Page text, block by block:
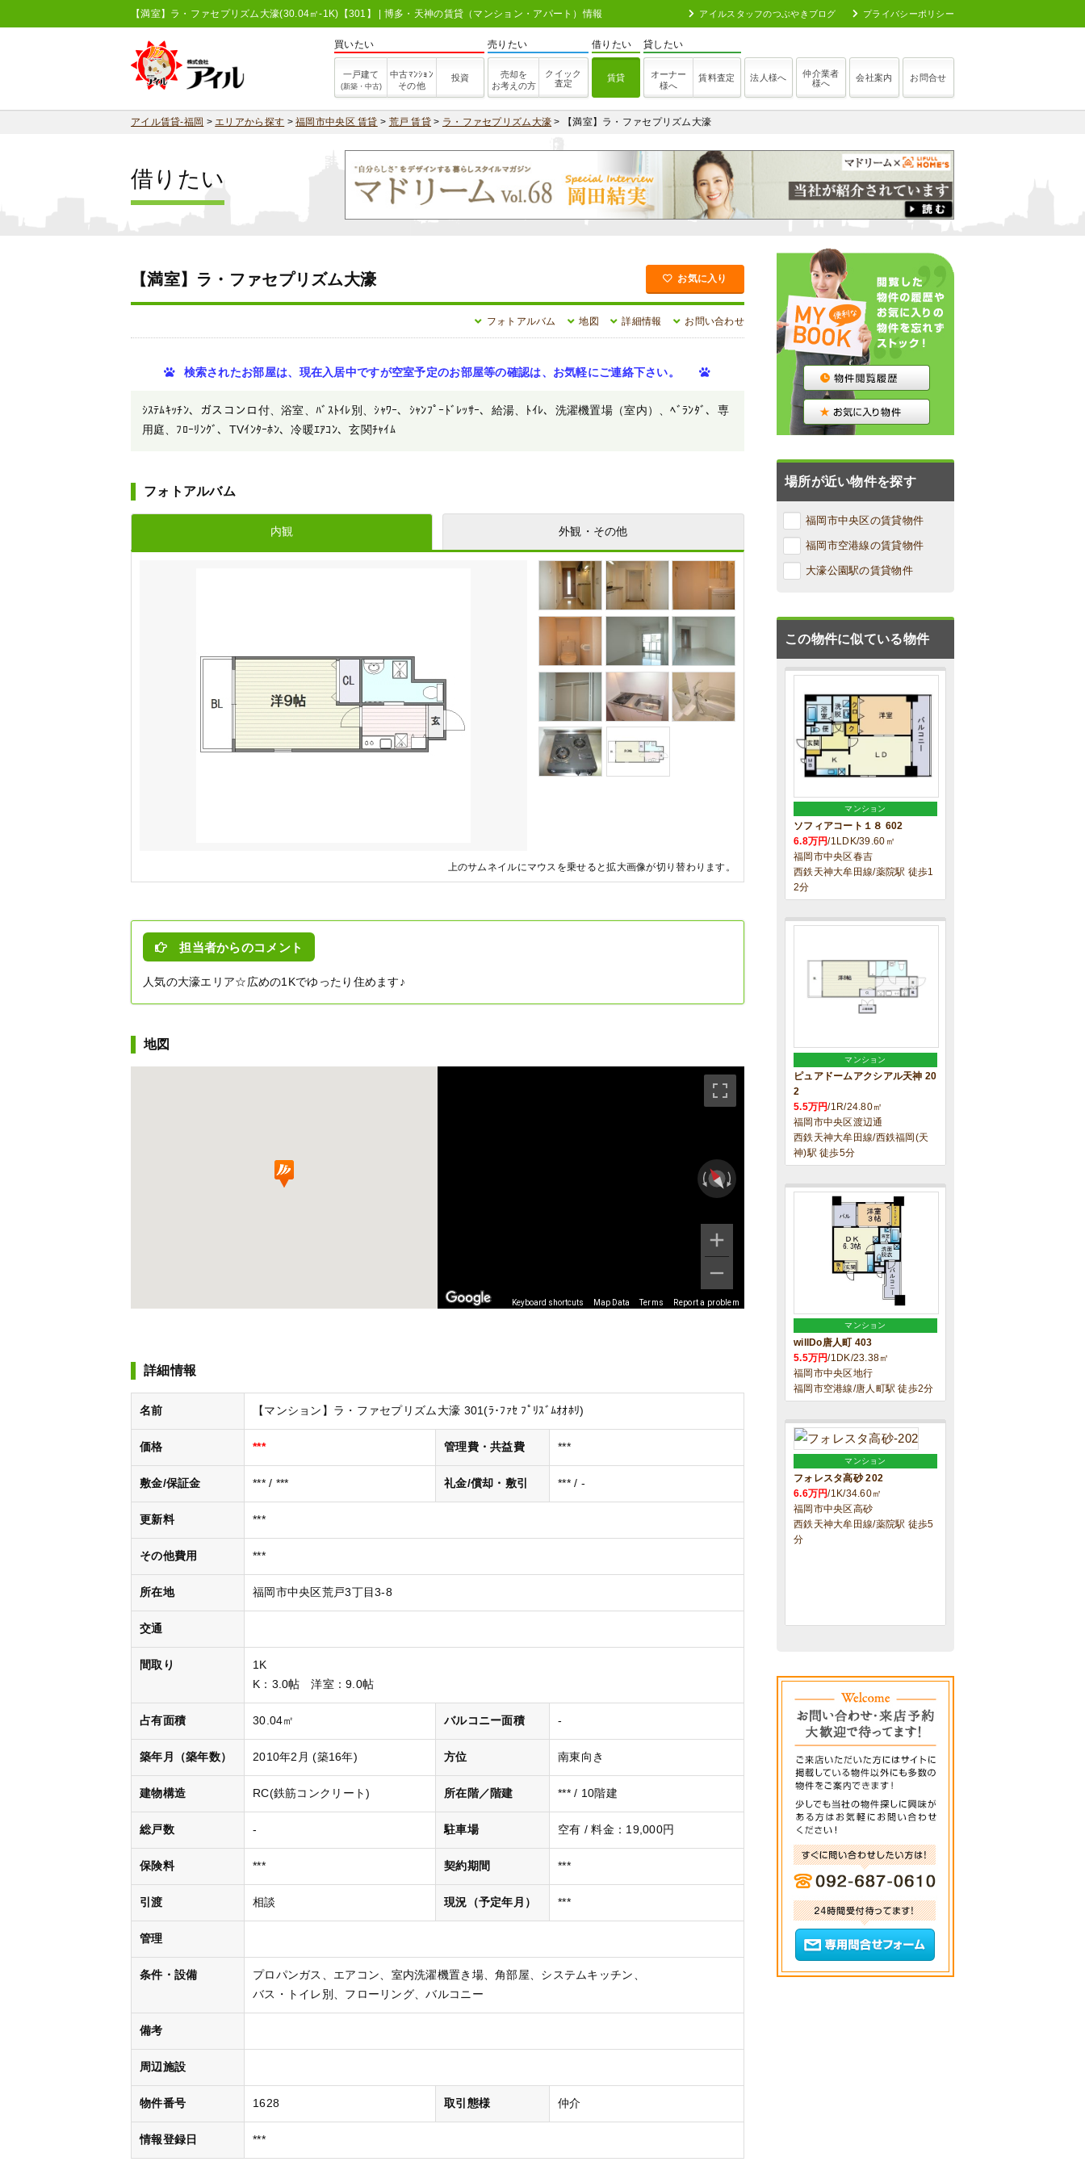
【満室】ラ・ファセプリズム大濠(30.04㎡-1K)【301】 | 博多・天神の賃貸（マンション・アパート）情報 アイルスタッフのつぶやきブログ プライバシーポリシー
買いたい
一戸建て
(新築・中古)
中古ﾏﾝｼｮﾝ
その他
投資
売りたい
売却を
お考えの方
クイック
査定
借りたい
賃貸
貸したい
オーナー
様へ
賃料査定 法人様へ
仲介業者
様へ
会社案内 お問合せ
アイル賃貸-福岡 >エリアから探す >福岡市中央区 賃貸 > 荒戸 賃貸 > ラ・ファセプリズム大濠 > 【満室】ラ・ファセプリズム大濠
借りたい
【満室】ラ・ファセプリズム大濠 お気に入り
フォトアルバム 地図 詳細情報 お問い合わせ
検索されたお部屋は、現在入居中ですが空室予定のお部屋等の確認は、お気軽にご連絡下さい。
ｼｽﾃﾑｷｯﾁﾝ、ガスコンロ付、浴室、ﾊﾞｽﾄｲﾚ別、ｼｬﾜｰ、ｼｬﾝﾌﾟｰﾄﾞﾚｯｻｰ、給湯、ﾄｲﾚ、洗濯機置場（室内）、ﾍﾞﾗﾝﾀﾞ、専
用庭、ﾌﾛｰﾘﾝｸﾞ、TVｲﾝﾀｰﾎﾝ、冷暖ｴｱｺﾝ、玄関ﾁｬｲﾑ
フォトアルバム
内観 外観・その他
上のサムネイルにマウスを乗せると拡大画像が切り替わります。
担当者からのコメント
人気の大濠エリア☆広めの1Kでゆったり住めます♪
地図
Keyboard shortcuts Map Data Terms Report a problem
詳細情報
名前 【マンション】ラ・ファセプリズム大濠 301(ﾗ･ﾌｧｾ ﾌﾟﾘｽﾞﾑｵｵﾎﾘ)
価格 *** 管理費・共益費 ***
敷金/保証金 *** / *** 礼金/償却・敷引 *** / -
更新料 ***
その他費用 ***
所在地 福岡市中央区荒戸3丁目3-8
交通
間取り
1K
K ：3.0帖 洋室 ：9.0帖
占有面積 30.04㎡ バルコニー面積 -
築年月（築年数） 2010年2月 (築16年) 方位 南東向き
建物構造 RC(鉄筋コンクリート) 所在階／階建 *** / 10階建
総戸数 - 駐車場 空有 / 料金：19,000円
保険料 *** 契約期間 ***
引渡 相談 現況（予定年月） ***
管理
条件・設備 プロパンガス エアコン 室内洗濯機置き場 角部屋
システムキッチン
バス・トイレ別
フローリング バルコニー
備考
周辺施設
物件番号 1628 取引態様 仲介
情報登録日 ***
場所が近い物件を探す
福岡市中央区の賃貸物件
福岡市空港線の賃貸物件
大濠公園駅の賃貸物件
この物件に似ている物件
マンション
ソフィアコート１８ 602
6.8万円/1LDK/39.60㎡
福岡市中央区春吉
西鉄天神大牟田線/薬院駅 徒歩1
2分
マンション
ピュアドームアクシアル天神 20
2
5.5万円/1R/24.80㎡
福岡市中央区渡辺通
西鉄天神大牟田線/西鉄福岡(天
神)駅 徒歩5分
マンション
willDo唐人町 403
5.5万円/1DK/23.38㎡
福岡市中央区地行
福岡市空港線/唐人町駅 徒歩2分
マンション
フォレスタ高砂 202
6.6万円/1K/34.60㎡
福岡市中央区高砂
西鉄天神大牟田線/薬院駅 徒歩5
分